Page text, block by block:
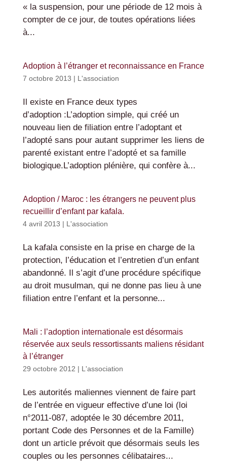
« la suspension, pour une période de 12 mois à
compter de ce jour, de toutes opérations liées
à...
Adoption à l’étranger et reconnaissance en France
7 octobre 2013 | L'association
Il existe en France deux types
d’adoption :L’adoption simple, qui créé un
nouveau lien de filiation entre l’adoptant et
l’adopté sans pour autant supprimer les liens de
parenté existant entre l’adopté et sa famille
biologique.L’adoption plénière, qui confère à...
Adoption / Maroc : les étrangers ne peuvent plus
recueillir d’enfant par kafala.
4 avril 2013 | L'association
La kafala consiste en la prise en charge de la
protection, l’éducation et l’entretien d’un enfant
abandonné. Il s’agit d’une procédure spécifique
au droit musulman, qui ne donne pas lieu à une
filiation entre l’enfant et la personne...
Mali : l’adoption internationale est désormais
réservée aux seuls ressortissants maliens résidant
à l’étranger
29 octobre 2012 | L'association
Les autorités maliennes viennent de faire part
de l’entrée en vigueur effective d’une loi (loi
n°2011-087, adoptée le 30 décembre 2011,
portant Code des Personnes et de la Famille)
dont un article prévoit que désormais seuls les
couples ou les personnes célibataires...